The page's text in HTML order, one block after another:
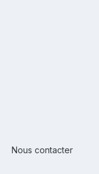
Nous contacter